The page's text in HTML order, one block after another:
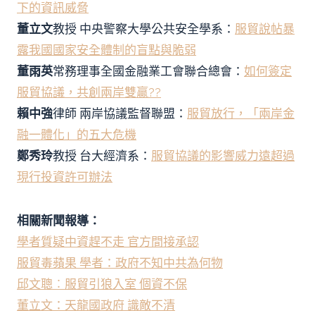
下的資訊威脅
董立文教授 中央警察大學公共安全學系： 服貿說帖暴
露我國國家安全體制的盲點與脆弱
董雨英常務理事全國金融業工會聯合總會： 如何簽定
服貿協議，共創兩岸雙贏??
賴中強律師 兩岸協議監督聯盟： 服貿放行，「兩岸金
融一體化」的五大危機
鄭秀玲教授 台大經濟系： 服貿協議的影響威力遠超過
現行投資許可辦法
相關新聞報導：
學者質疑中資趕不走 官方間接承認
服貿毒蘋果 學者：政府不知中共為何物
邱文聰︰服貿引狼入室 個資不保
董立文：天龍國政府 識敵不清